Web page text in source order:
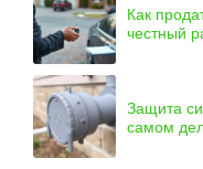
Как
честный
Защита
самом